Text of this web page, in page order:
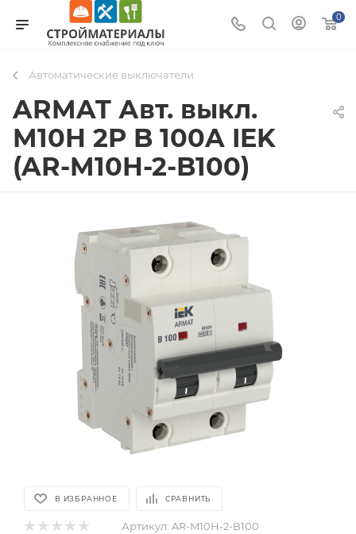
0
Автоматические выключатели
ARMAT Авт. выкл.
M10H 2P B 100A IEK
(AR-M10H-2-B100)
В ИЗБРАННОЕ СРАВНИТЬ
Артикул: AR-M10H-2-B100